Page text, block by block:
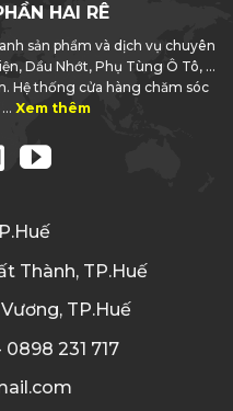
HAI RÊ
sản phẩm và dịch vụ chuyên
Dầu Nhớt, Phụ Tùng Ô Tô, ...
Hệ thống cửa hàng chăm sóc
Xem thêm
Thành, TP.Huế
TP.Huế
0898 231 717